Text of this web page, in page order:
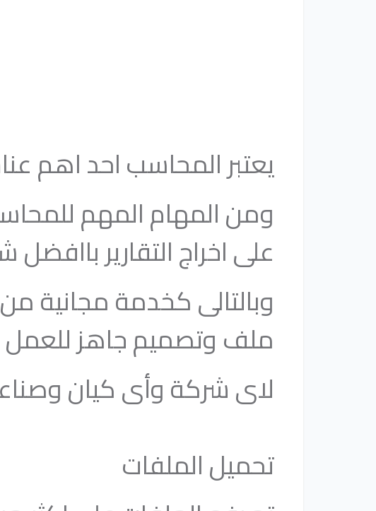
يعتبر المحاسب احد اهم
ومن المهام المهم
على اخراج التقارير
ملف وتصميم جاهز للعمل
لاى شركة وأى كيان
تحميل الملفات